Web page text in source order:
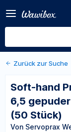
Handschuhe, Gr:
gepudert, Pack:
Von Servoprax Wesel
Zurück zur Suche
Soft-hand
6,5
(50 Stück)
Von Servoprax